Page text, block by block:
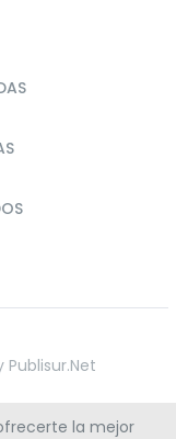
Publisur.net
la mejor